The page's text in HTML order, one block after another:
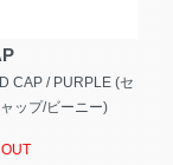
CAP / PURPLE (セ
ップ/ビーニー)